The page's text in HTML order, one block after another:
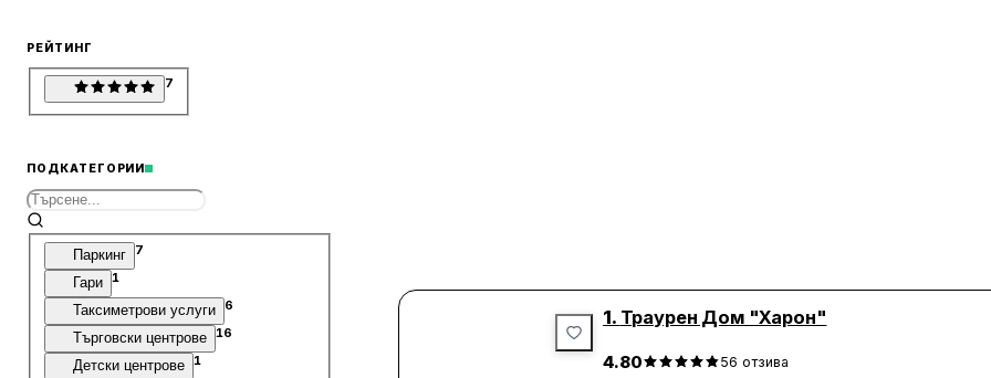
РЕЙТИНГ
7
ПОДКАТЕГОРИИ
Паркинг 7
Гари 1
Таксиметрови услуги 6
Търговски центрове 16
Детски центрове 1
1. Траурен Дом "Харон"
4.80 56 отзива